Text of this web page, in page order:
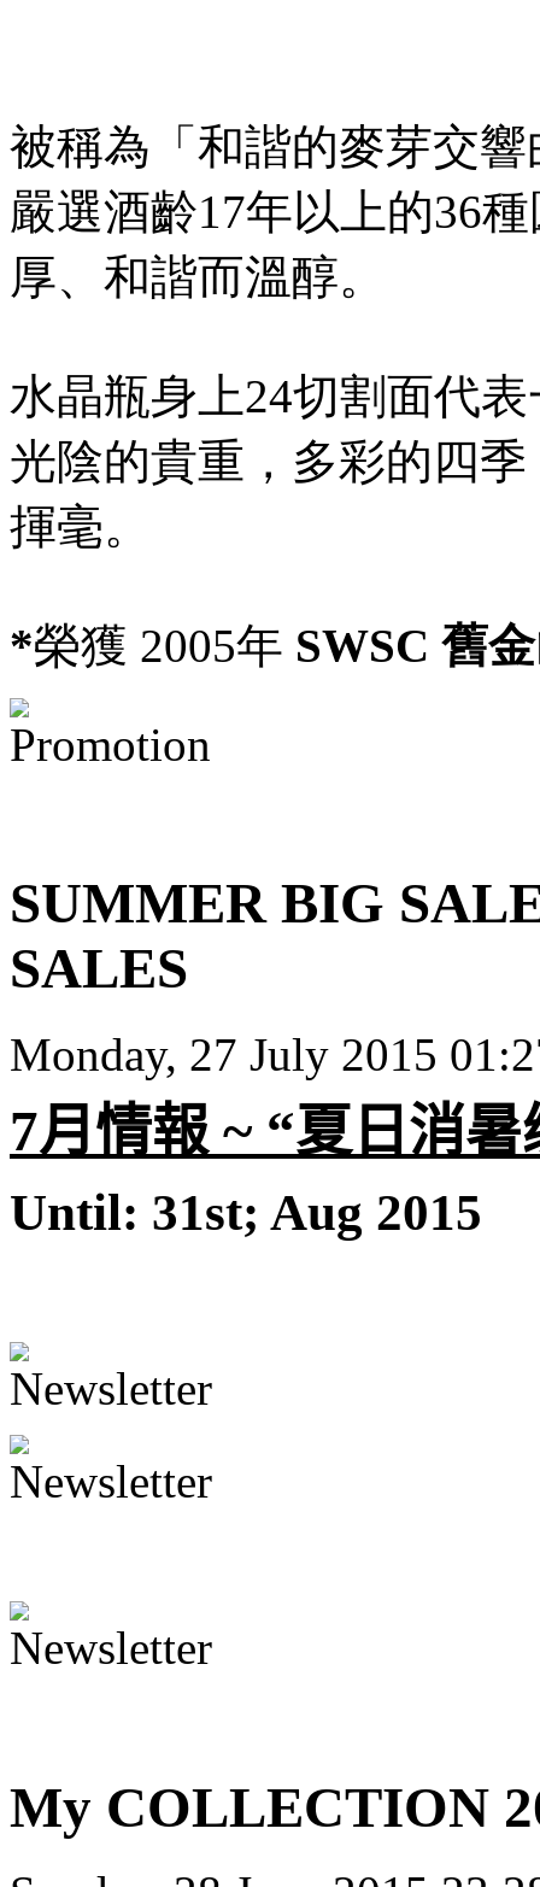
被稱為「和諧的麥芽交
嚴選酒齡17年以上的36
厚、和諧而溫醇。
水晶瓶身上24切割面代
光陰的貴重，多彩的四
揮毫。
*榮獲 2005年 SWSC 舊
SUMMER BIG
SALES
Monday, 27 July 2015
7月情報 ~ “夏日消暑
Until: 31st; Aug 2015
My COLLECTION